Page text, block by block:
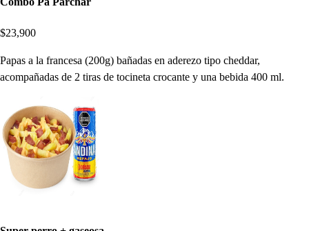
$23,900
Papas a la francesa (200g) bañadas en aderezo tipo cheddar,
acompañadas de 2 tiras de tocineta crocante y una bebida 400 ml.